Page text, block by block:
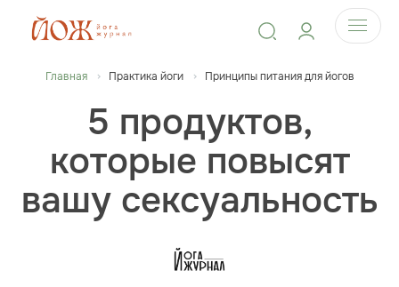
Главная Практика йоги Принципы питания для йогов
5 продуктов,
которые повысят
вашу сексуальность